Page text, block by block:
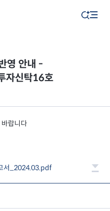
영 안내 -
자신탁16호
바랍니다
서_2024.03.pdf